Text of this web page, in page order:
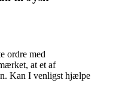
ordre med
at et af
Kan I venligst hjælpe